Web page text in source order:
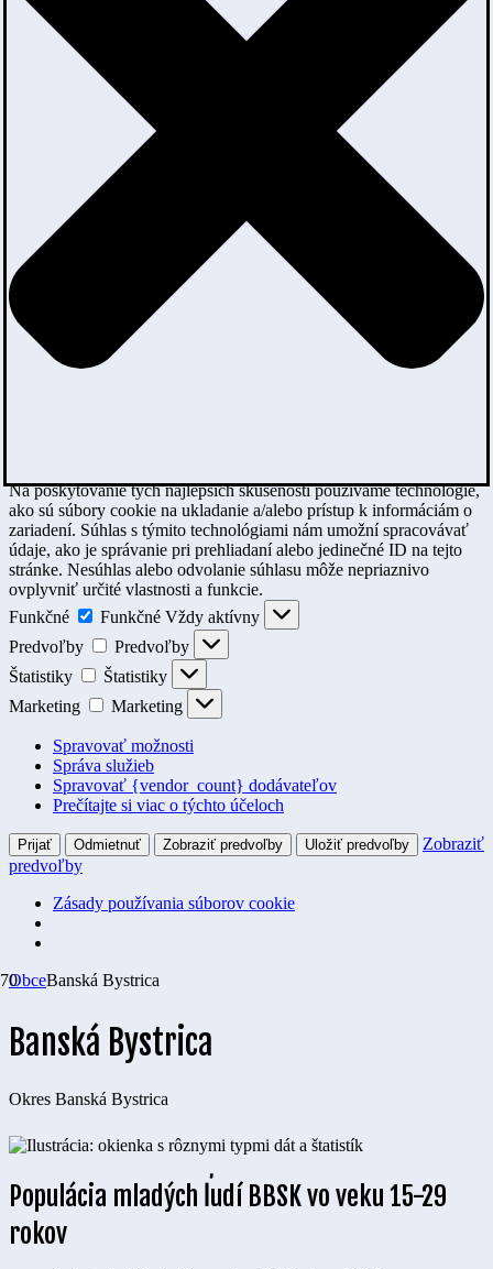
Na poskytovanie tých najlepších skúseností používame technológie,
ako sú súbory cookie na ukladanie a/alebo prístup k informáciám o
zariadení. Súhlas s týmito technológiami nám umožní spracovávať
údaje, ako je správanie pri prehliadaní alebo jedinečné ID na tejto
stránke. Nesúhlas alebo odvolanie súhlasu môže nepriaznivo
ovplyvniť určité vlastnosti a funkcie.
Funkčné
Funkčné Vždy aktívny
Predvoľby
Predvoľby
Štatistiky
Štatistiky
Marketing
Marketing
Spravovať možnosti
Správa služieb
Spravovať {vendor_count} dodávateľov
Prečítajte si viac o týchto účeloch
Prijať Odmietnuť Zobraziť predvoľby Uložiť predvoľby
Zobraziť
predvoľby
Zásady používania súborov cookie
ObceBanská Bystrica
Banská Bystrica
Okres Banská Bystrica
Populácia mladých ľudí BBSK vo veku 15-29
rokov